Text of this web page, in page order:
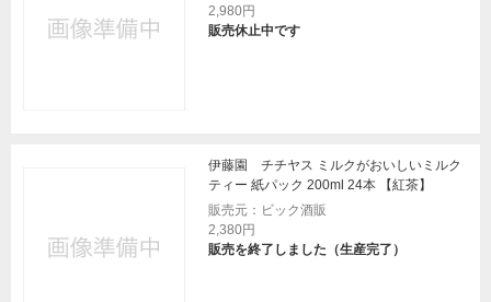
2,980円
販売休止中です
伊藤園 チチヤス ミルクがおいしいミルク
ティー 紙パック 200ml 24本 【紅茶】
販売元：ビック酒販
2,380円
販売を終了しました（生産完了）